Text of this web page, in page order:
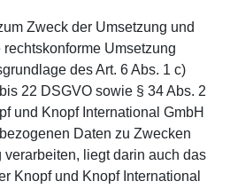
Zweck der Umsetzung und
Umsetzung
des Art. 6 Abs. 1 c)
22 DSGVO sowie § 34 Abs. 2
und Knopf International GmbH
Daten zu Zwecken
liegt darin auch das
Knopf und Knopf International